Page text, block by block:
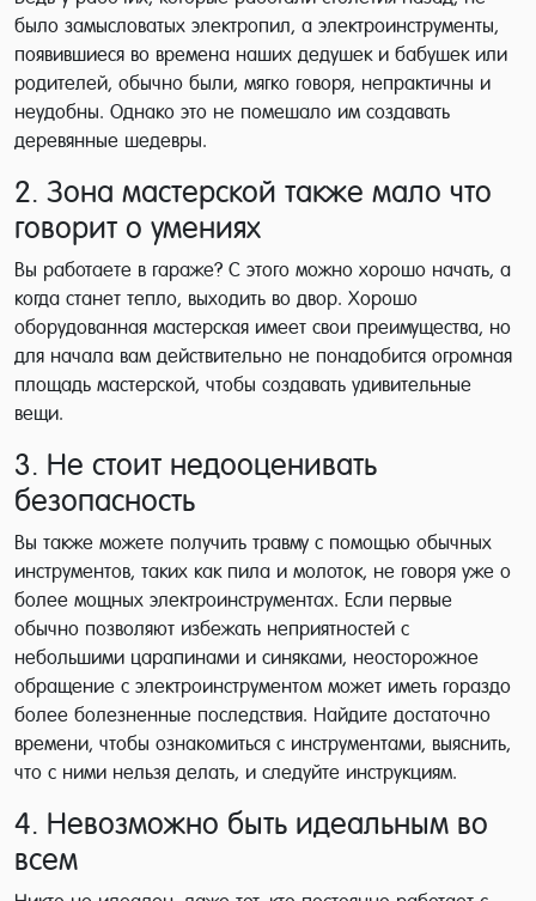
было замысловатых электропил, а электроинструменты,
появившиеся во времена наших дедушек и бабушек или
родителей, обычно были, мягко говоря, непрактичны и
неудобны. Однако это не помешало им создавать
деревянные шедевры.
2. Зона мастерской также мало что
говорит о умениях
Вы работаете в гараже? С этого можно хорошо начать, а
когда станет тепло, выходить во двор. Хорошо
оборудованная мастерская имеет свои преимущества, но
для начала вам действительно не понадобится огромная
площадь мастерской, чтобы создавать удивительные
вещи.
3. Не стоит недооценивать
безопасность
Вы также можете получить травму с помощью обычных
инструментов, таких как пила и молоток, не говоря уже о
более мощных электроинструментах. Если первые
обычно позволяют избежать неприятностей с
небольшими царапинами и синяками, неосторожное
обращение с электроинструментом может иметь гораздо
более болезненные последствия. Найдите достаточно
времени, чтобы ознакомиться с инструментами, выяснить,
что с ними нельзя делать, и следуйте инструкциям.
4. Невозможно быть идеальным во
всем